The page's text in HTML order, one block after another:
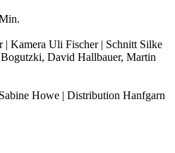
Kamera Uli Fischer | Schnitt Silke
David Hallbauer, Martin
Howe | Distribution Hanfgarn